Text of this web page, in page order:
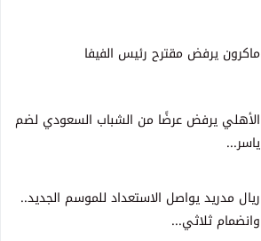
ماكرون يرفض مقترح رئيس الفيفا
الأهلي يرفض عرضًا من الشباب السعودي لضم
ياسر...
ريال مدريد يواصل الاستعداد للموسم الجديد..
وانضمام ثلاثي...